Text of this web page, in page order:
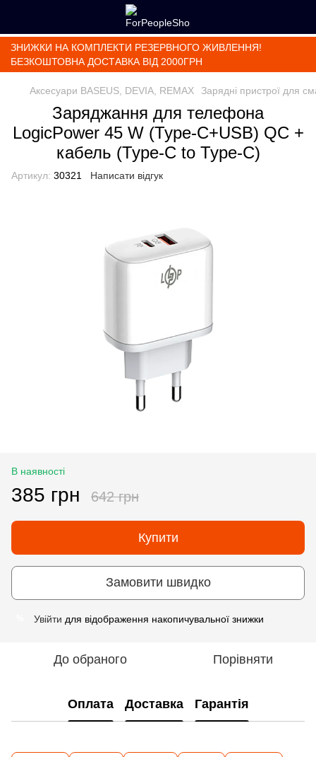
ЗНИЖКИ НА КОМПЛЕКТИ РЕЗЕРВНОГО ЖИВЛЕННЯ!
БЕЗКОШТОВНА ДОСТАВКА ВІД 2000ГРН
Аксесуари BASEUS, DEVIA, REMAX Зарядні пристрої для
Заряджання для телефона
LogicPower 45 W (Type-C+USB) QC +
кабель (Type-C to Type-C)
Артикул: 30321 Написати відгук
В наявності
385 грн 642 грн
Купити
Замовити швидко
Увійти для відображення накопичувальної знижки
До обраного Порівняти
Оплата Доставка Гарантія